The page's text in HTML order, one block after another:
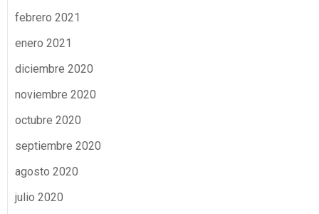
febrero 2021
enero 2021
diciembre 2020
noviembre 2020
octubre 2020
septiembre 2020
agosto 2020
julio 2020